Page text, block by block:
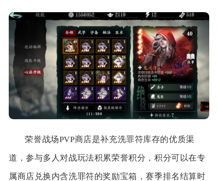
荣誉战场PVP商店是补充洗罪符库存的优质渠
道，参与多人对战玩法积累荣誉积分，积分可以在专
属商店兑换内含洗罪符的奖励宝箱，赛季排名结算时